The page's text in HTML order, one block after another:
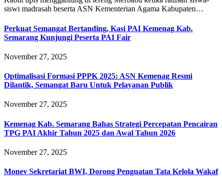
siswi madrasah beserta ASN Kementerian Agama Kabupaten…
Perkuat Semangat Bertanding, Kasi PAI Kemenag Kab.
Semarang Kunjungi Peserta PAI Fair
November 27, 2025
Optimalisasi Formasi PPPK 2025: ASN Kemenag Resmi
Dilantik, Semangat Baru Untuk Pelayanan Publik
November 27, 2025
Kemenag Kab. Semarang Bahas Strategi Percepatan Pencairan
TPG PAI Akhir Tahun 2025 dan Awal Tahun 2026
November 27, 2025
Monev Sekretariat BWI, Dorong Penguatan Tata Kelola Wakaf